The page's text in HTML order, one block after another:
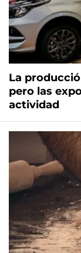
La
pero las
actividad